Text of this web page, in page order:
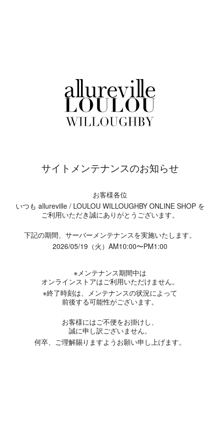
サイトメンテナンスのお知らせ
お客様各位
いつも allureville / LOULOU WILLOUGHBY ONLINE SHOP を
ご利用いただき誠にありがとうございます。
下記の期間、サーバーメンテナンスを実施いたします。
2026/05/19（火）AM10:00〜PM1:00
※メンテナンス期間中は
オンラインストアはご利用いただけません。
※終了時刻は、メンテナンスの状況によって
前後する可能性がございます。
お客様にはご不便をお掛けし、
誠に申し訳ございません。
何卒、ご理解賜りますようお願い申し上げます。